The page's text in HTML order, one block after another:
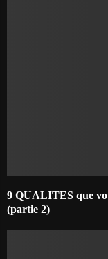
9 QUALITES que
(partie 2)